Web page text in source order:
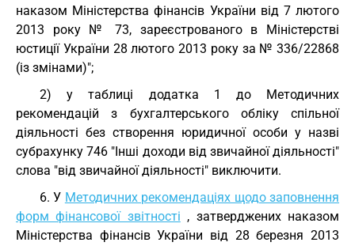
наказом Міністерства фінансів України від 7 лютого
2013 року № 73, зареєстрованого в Міністерстві
юстиції України 28 лютого 2013 року за № 336/22868
(із змінами)";
2) у таблиці додатка 1 до Методичних
рекомендацій з бухгалтерського обліку спільної
діяльності без створення юридичної особи у назві
субрахунку 746 "Інші доходи від звичайної діяльності"
слова "від звичайної діяльності" виключити.
6. У Методичних рекомендаціях щодо заповнення
форм фінансової звітності , затверджених наказом
Міністерства фінансів України від 28 березня 2013